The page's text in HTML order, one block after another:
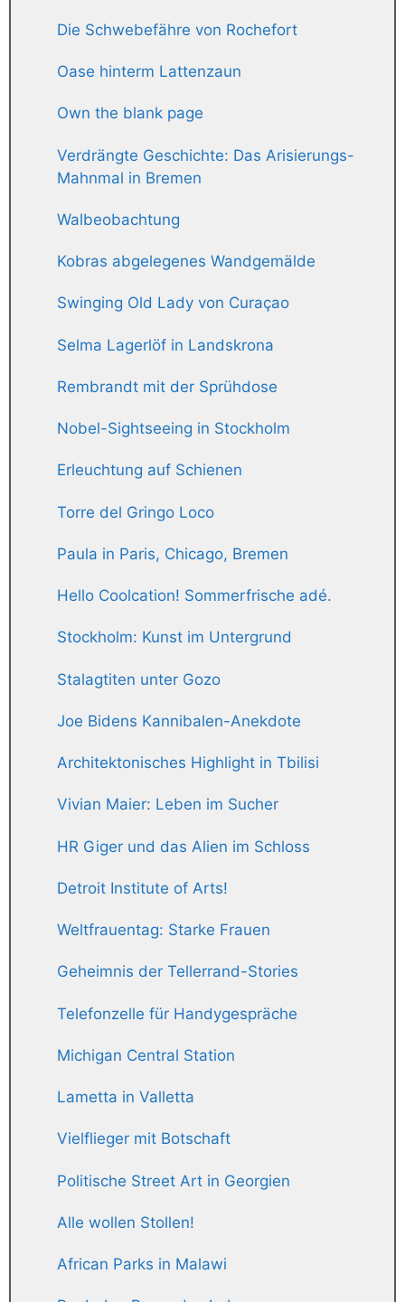
Die Schwebefähre von Rochefort
Oase hinterm Lattenzaun
Own the blank page
Verdrängte Geschichte: Das Arisierungs-
Mahnmal in Bremen
Walbeobachtung
Kobras abgelegenes Wandgemälde
Swinging Old Lady von Curaçao
Selma Lagerlöf in Landskrona
Rembrandt mit der Sprühdose
Nobel-Sightseeing in Stockholm
Erleuchtung auf Schienen
Torre del Gringo Loco
Paula in Paris, Chicago, Bremen
Hello Coolcation! Sommerfrische adé.
Stockholm: Kunst im Untergrund
Stalagtiten unter Gozo
Joe Bidens Kannibalen-Anekdote
Architektonisches Highlight in Tbilisi
Vivian Maier: Leben im Sucher
HR Giger und das Alien im Schloss
Detroit Institute of Arts!
Weltfrauentag: Starke Frauen
Geheimnis der Tellerrand-Stories
Telefonzelle für Handygespräche
Michigan Central Station
Lametta in Valletta
Vielflieger mit Botschaft
Politische Street Art in Georgien
Alle wollen Stollen!
African Parks in Malawi